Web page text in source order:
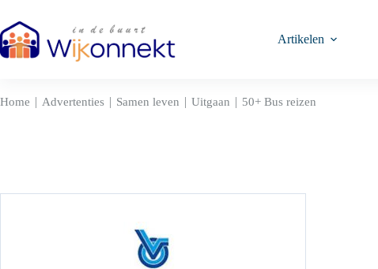
naar
de
inhoud
Artikelen
Home | Advertenties | Samen leven | Uitgaan | 50+ Bus reizen